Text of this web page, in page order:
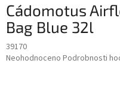
Cádomotus
Bag Blue 32l
39170
Průměrné
Neohodnoceno Podrobnosti